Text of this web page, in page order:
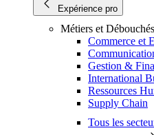
Expérience pro
Métiers et Débouchés
Commerce et
Gestion &
International
Ressources
Supply Chain
Tous les